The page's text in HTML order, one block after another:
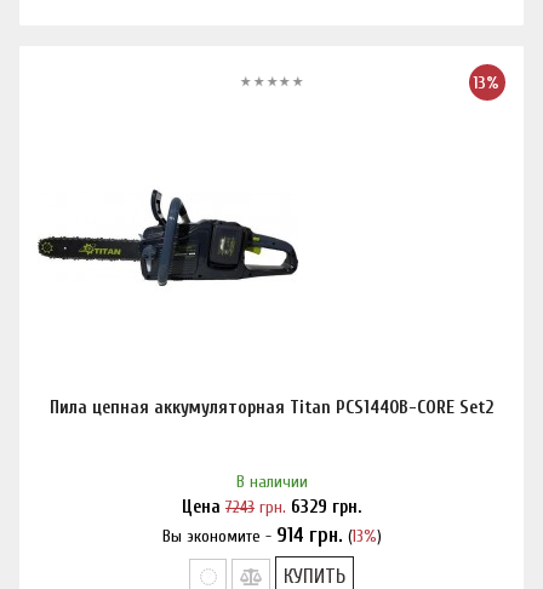
13%
Пила цепная аккумуляторная Titan PCS1440B-CORE Set2
В наличии
Цена 7243 грн. 6329 грн.
Вы экономите - 914 грн. (13%)
Нашли дешевле?
КУПИТЬ